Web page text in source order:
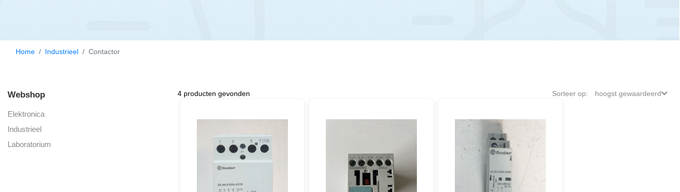
Home Industrieel Contactor
Webshop
Elektronica
Industrieel
Laboratorium
4 producten gevonden Sorteer op: hoogst gewaardeerd